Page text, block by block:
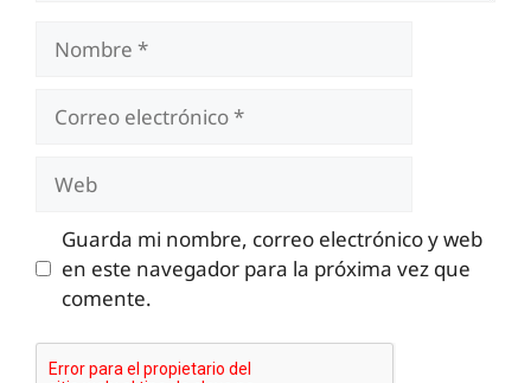
Nombre
Correo
electrónico
Guarda mi nombre, correo electrónico y web
en este navegador para la próxima vez que
comente.